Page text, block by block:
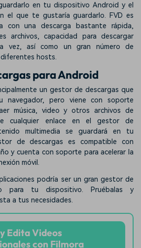
en tu dispositivo Android y el
el que te gustaría guardarlo. FVD es
con una descarga bastante rápida,
archivos, capacidad para descargar
vez, así como un gran número de
hosts.
para Android
un gestor de descargas que
navegador, pero viene con soporte
música, video y otros archivos de
cualquier enlace en el gestor de
multimedia se guardará en tu
de descargas es compatible con
y cuenta con soporte para acelerar la
móvil.
podría ser un gran gestor de
para tu dispositivo. Pruébalas y
a tus necesidades.
Edita Videos
con Filmora